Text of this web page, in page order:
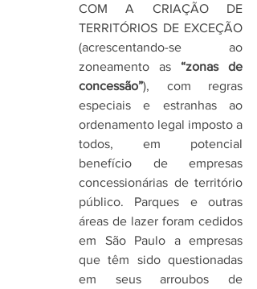
COM A CRIAÇÃO DE
TERRITÓRIOS DE EXCEÇÃO
(acrescentando-se ao
zoneamento as “zonas de
concessão”), com regras
especiais e estranhas ao
ordenamento legal imposto a
todos, em potencial
benefício de empresas
concessionárias de território
público. Parques e outras
áreas de lazer foram cedidos
em São Paulo a empresas
que têm sido questionadas
em seus arroubos de